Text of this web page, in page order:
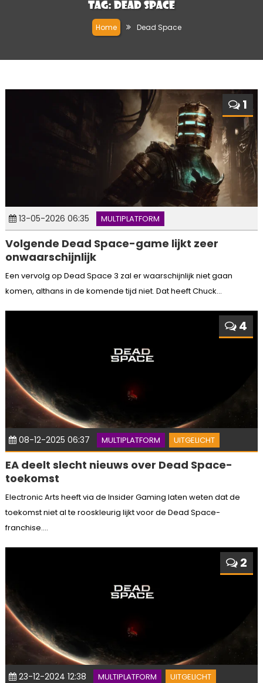
Tag: Dead Space
Home Dead Space
1
13-05-2026 06:35 MULTIPLATFORM
Volgende Dead Space-game lijkt zeer
onwaarschijnlijk
Een vervolg op Dead Space 3 zal er waarschijnlijk niet gaan
komen, althans in de komende tijd niet. Dat heeft Chuck...
4
08-12-2025 06:37 MULTIPLATFORM UITGELICHT
EA deelt slecht nieuws over Dead Space-
toekomst
Electronic Arts heeft via de Insider Gaming laten weten dat de
toekomst niet al te rooskleurig lijkt voor de Dead Space-
franchise....
2
23-12-2024 12:38 MULTIPLATFORM UITGELICHT